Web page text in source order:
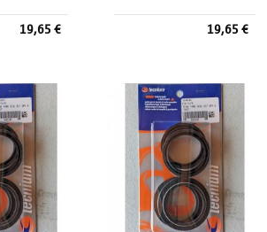
19,65 € 19,65 €